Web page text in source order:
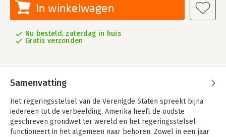
In winkelwagen
Nu besteld, zaterdag in huis
Gratis verzonden
Samenvatting
Het regeringsstelsel van de Verenigde Staten spreekt bijna
iedereen tot de verbeelding. Amerika heeft de oudste
geschreven grondwet ter wereld en het regeringsstelsel
functioneert in het algemeen naar behoren. Zowel in een jaar